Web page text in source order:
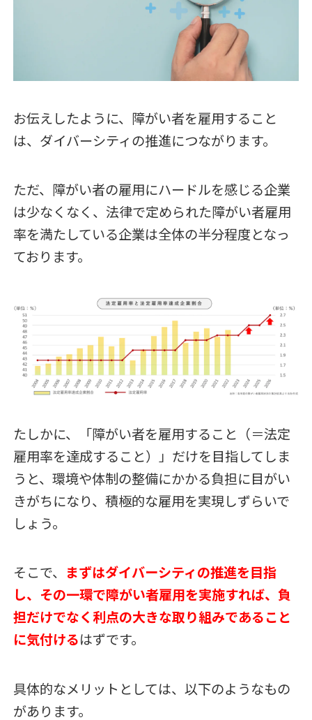
お伝えしたように、障がい者を雇用すること
は、ダイバーシティの推進につながります。
ただ、障がい者の雇用にハードルを感じる企業
は少なくなく、法律で定められた障がい者雇用
率を満たしている企業は全体の半分程度となっ
ております。
たしかに、「障がい者を雇用すること（＝法定
雇用率を達成すること）」だけを目指してしま
うと、環境や体制の整備にかかる負担に目がい
きがちになり、積極的な雇用を実現しずらいで
しょう。
そこで、
まずはダイバーシティの推進を目指
し、その一環で障がい者雇用を実施すれば、負
担だけでなく利点の大きな取り組みであること
に気付けるはずです。
具体的なメリットとしては、以下のようなもの
があります。